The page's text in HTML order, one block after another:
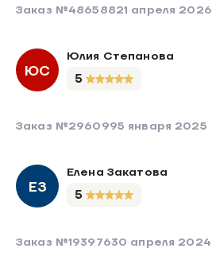
Заказ №48658821 апреля 2026
ЮС
Юлия Степанова
5
Заказ №2960995 января 2025
ЕЗ
Елена Закатова
5
Заказ №19397630 апреля 2024